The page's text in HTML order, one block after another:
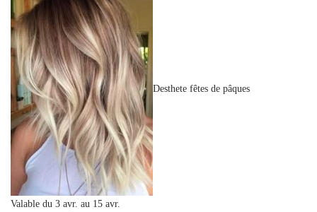
Desthete fêtes de pâques
Valable du 3 avr. au 15 avr.